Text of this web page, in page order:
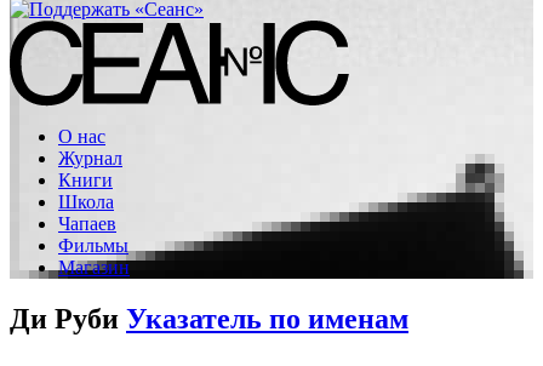
О нас
Журнал
Книги
Школа
Чапаев
Фильмы
Магазин
Ди Руби Указатель по именам